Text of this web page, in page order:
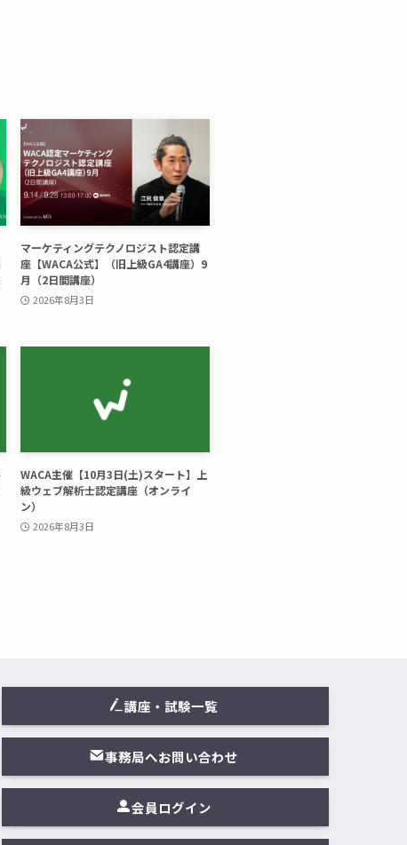
マーケティングテクノロジスト認定講
座【WACA公式】（旧上級GA4講座）9
月（2日間講座）
2026年8月3日
WACA主催【10月3日(土)スタート】上
級ウェブ解析士認定講座（オンライ
ン）
2026年8月3日
講座・試験一覧
事務局へお問い合わせ
会員ログイン